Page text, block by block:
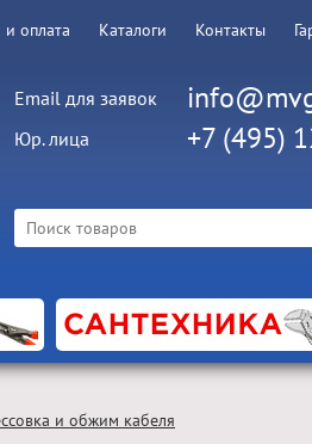
и оплата Каталоги Контакты
Email для заявок
Юр. лица +7 (495)
и обжим кабеля